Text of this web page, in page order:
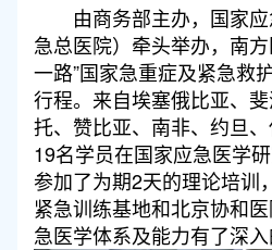
由商务部主办，国家
急总医院）牵头举办，南
一路”国家急重症及紧急救
行程。来自埃塞俄比亚、
托、赞比亚、南非、约旦
19名学员在国家应急医学
参加了为期2天的理论培训
紧急训练基地和北京协和
急医学体系及能力有了深入